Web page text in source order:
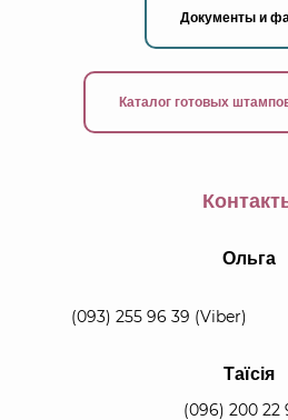
Документы и
Каталог готовых
Ольга
(093) 255 96 39 (Viber)
Таїсія
(096) 200 22